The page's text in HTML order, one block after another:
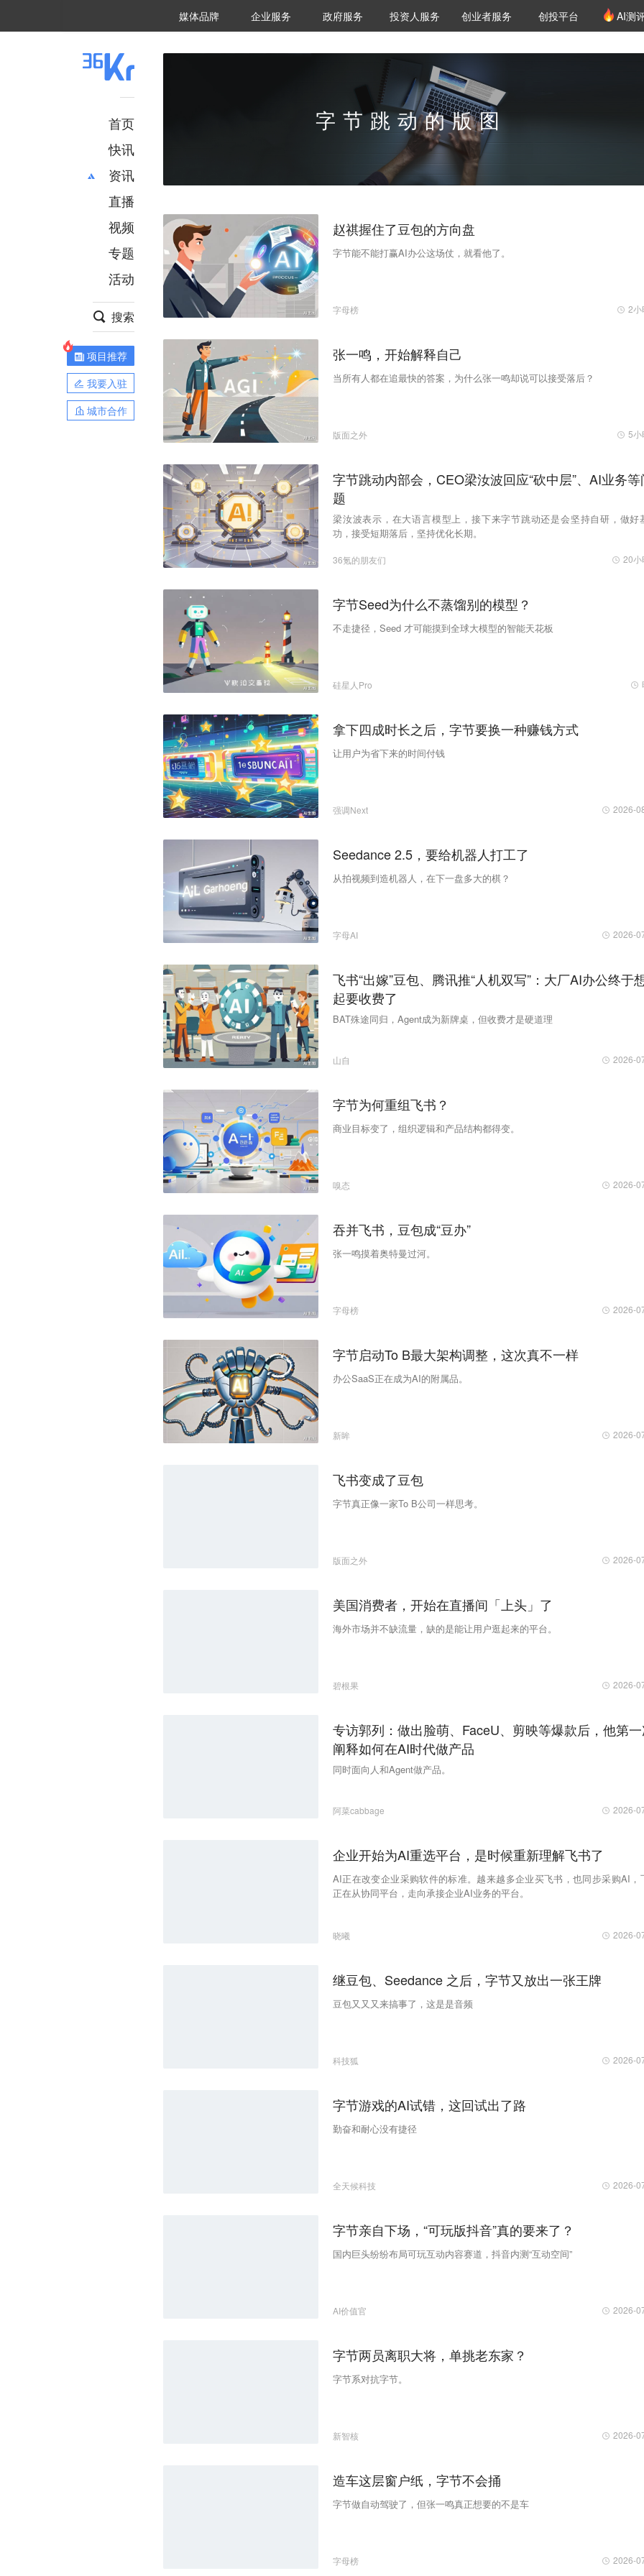
媒体品牌 36Kr研究院
企业服务 城市之窗
政府服务 VClub投资机构库
投资机构职位推介
投资人服务 创投氪堂
创业者服务 创投平台 AI测
首页
快讯
资讯
推荐
财经
项目推荐
安徽
直播
视频
专题
活动
搜索
项目推荐
我要入驻
城市合作
字节跳动的版图
赵祺握住了豆包的方向盘
字节能不能打赢AI办公这场仗，就看他了。
字母榜 2小
张一鸣，开始解释自己
当所有人都在追最快的答案，为什么张一鸣却说可以接受落后？
版面之外 5
字节跳动内部会，CEO梁汝波回应“砍中层”、AI业务等
题
梁汝波表示，在大语言模型上，接下来字节跳动还是会坚持自研，做好
功，接受短期落后，坚持优化长期。
36氪的朋友们 20小
字节Seed为什么不蒸馏别的模型？
不走捷径，Seed 才可能摸到全球大模型的智能天花板
硅星人Pro
拿下四成时长之后，字节要换一种赚钱方式
让用户为省下来的时间付钱
强调Next 2026-
Seedance 2.5，要给机器人打工了
从拍视频到造机器人，在下一盘多大的棋？
字母AI 2026-
飞书“出嫁”豆包、腾讯推“人机双写”：大厂AI办公终于
起要收费了
BAT殊途同归，Agent成为新牌桌，但收费才是硬道理
山自 2026-
字节为何重组飞书？
商业目标变了，组织逻辑和产品结构都得变。
嗅态 2026-
吞并飞书，豆包成“豆办”
张一鸣摸着奥特曼过河。
字母榜 2026-
字节启动To B最大架构调整，这次真不一样
办公SaaS正在成为AI的附属品。
新眸 2026-
飞书变成了豆包
字节真正像一家To B公司一样思考。
版面之外 2026-
美国消费者，开始在直播间「上头」了
海外市场并不缺流量，缺的是能让用户逛起来的平台。
碧根果 2026-
专访郭列：做出脸萌、FaceU、剪映等爆款后，他第一
阐释如何在AI时代做产品
同时面向人和Agent做产品。
阿菜cabbage 2026-
企业开始为AI重选平台，是时候重新理解飞书了
AI正在改变企业采购软件的标准。越来越多企业买飞书，也同步采购AI，
正在从协同平台，走向承接企业AI业务的平台。
晓曦 2026-
继豆包、Seedance 之后，字节又放出一张王牌
豆包又又又来搞事了，这是是音频
科技狐 2026-
字节游戏的AI试错，这回试出了路
勤奋和耐心没有捷径
全天候科技 2026-
字节亲自下场，“可玩版抖音”真的要来了？
国内巨头纷纷布局可玩互动内容赛道，抖音内测“互动空间”
AI价值官 2026-
字节两员离职大将，单挑老东家？
字节系对抗字节。
新智核 2026-
造车这层窗户纸，字节不会捅
字节做自动驾驶了，但张一鸣真正想要的不是车
字母榜 2026-